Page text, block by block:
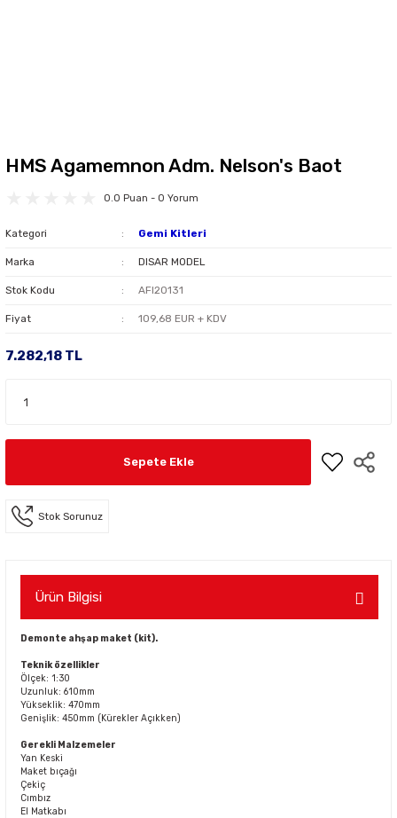
HMS Agamemnon Adm. Nelson's Baot
0.0 Puan - 0 Yorum
Kategori Gemi Kitleri
Marka DISAR MODEL
Stok Kodu AFI20131
Fiyat 109,68 EUR + KDV
7.282,18 TL
Sepete Ekle
Stok Sorunuz
Ürün Bilgisi
Demonte ahşap maket (kit).
Teknik özellikler
Ölçek: 1:30
Uzunluk: 610mm
Yükseklik: 470mm
Genişlik: 450mm (Kürekler Açıkken)
Gerekli Malzemeler
Yan Keski
Maket bıçağı
Çekiç
Cımbız
El Matkabı